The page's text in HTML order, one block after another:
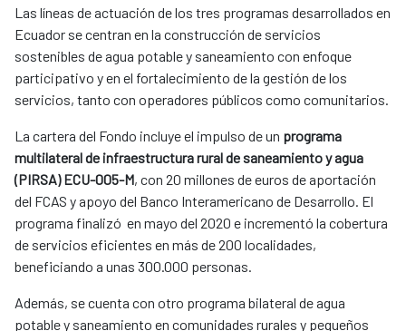
Las líneas de actuación de los tres programas desarrollados en
Ecuador se centran en la construcción de servicios
sostenibles de agua potable y saneamiento con enfoque
participativo y en el fortalecimiento de la gestión de los
servicios, tanto con operadores públicos como comunitarios.
La cartera del Fondo incluye el impulso de un programa
multilateral de infraestructura rural de saneamiento y agua
(PIRSA) ECU-005-M, con 20 millones de euros de aportación
del FCAS y apoyo del Banco Interamericano de Desarrollo. El
programa finalizó en mayo del 2020 e incrementó la cobertura
de servicios eficientes en más de 200 localidades,
beneficiando a unas 300.000 personas.
Además, se cuenta con otro programa bilateral de agua
potable y saneamiento en comunidades rurales y pequeños